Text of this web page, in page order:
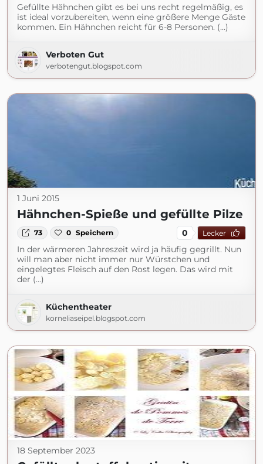
Gefüllte Hähnchen gibt es bei uns recht regelmäßig, es
ist ideal vorzubereiten, wenn eine größere Menge Gäste
kommen. Ein Hähnchen reicht für 6-8 Personen. (...)
Verboten Gut
verbotengut.blogspot.com
1 Juni 2015
Hähnchen-Spieße und gefüllte Pilze
73 0 Speichern 0 Lecker
In der wärmeren Jahreszeit wird ja häufig gegrillt. Nun
will man aber nicht immer nur Würstchen und
eingelegtes Fleisch auf den Rost legen. Das wird mit
der (...)
Küchentheater
korneliaseipel.blogspot.com
18 September 2023